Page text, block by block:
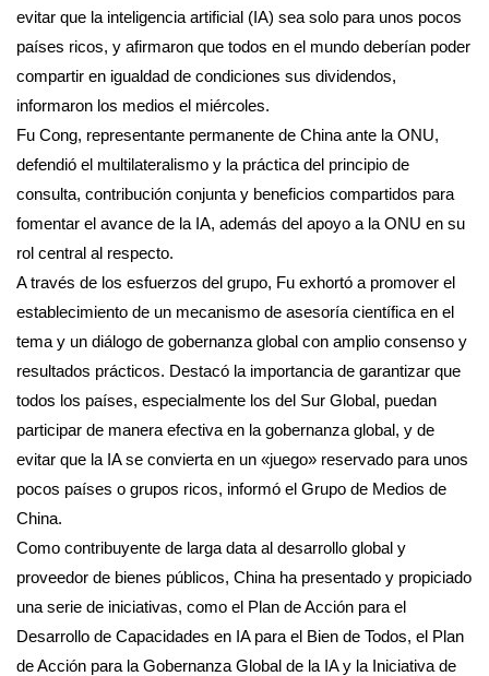
evitar que la inteligencia artificial (IA) sea solo para unos pocos
países ricos, y afirmaron que todos en el mundo deberían poder
compartir en igualdad de condiciones sus dividendos,
informaron los medios el miércoles.
Fu Cong, representante permanente de China ante la ONU,
defendió el multilateralismo y la práctica del principio de
consulta, contribución conjunta y beneficios compartidos para
fomentar el avance de la IA, además del apoyo a la ONU en su
rol central al respecto.
A través de los esfuerzos del grupo, Fu exhortó a promover el
establecimiento de un mecanismo de asesoría científica en el
tema y un diálogo de gobernanza global con amplio consenso y
resultados prácticos. Destacó la importancia de garantizar que
todos los países, especialmente los del Sur Global, puedan
participar de manera efectiva en la gobernanza global, y de
evitar que la IA se convierta en un «juego» reservado para unos
pocos países o grupos ricos, informó el Grupo de Medios de
China.
Como contribuyente de larga data al desarrollo global y
proveedor de bienes públicos, China ha presentado y propiciado
una serie de iniciativas, como el Plan de Acción para el
Desarrollo de Capacidades en IA para el Bien de Todos, el Plan
de Acción para la Gobernanza Global de la IA y la Iniciativa de